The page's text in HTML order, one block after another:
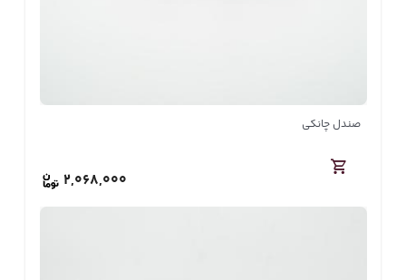
صندل چانکی
2,068,000